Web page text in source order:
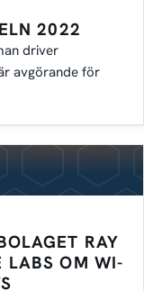
2022
driver
avgörande för
RAY
LABS OM WI-